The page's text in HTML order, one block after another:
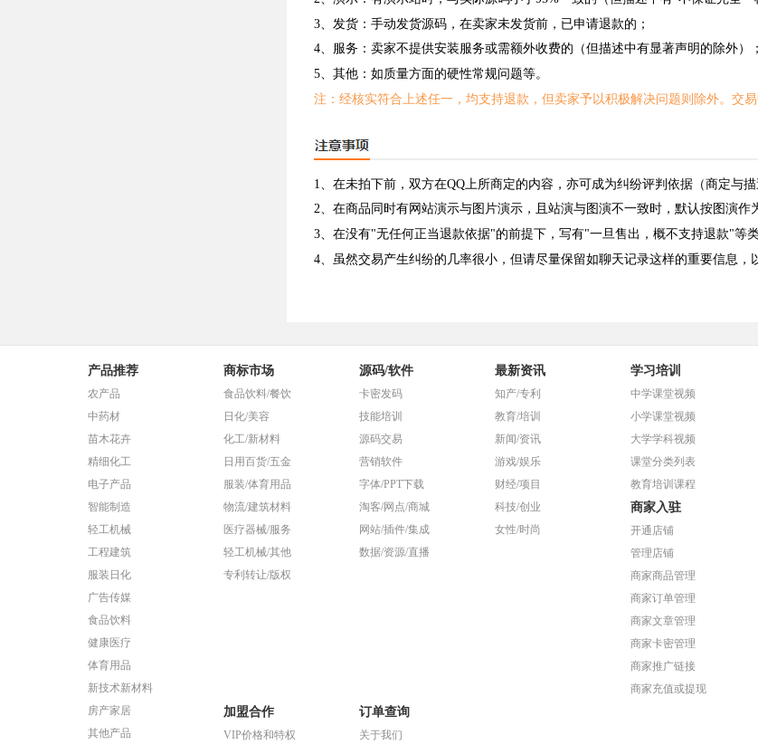
3、发货：手动发货源码，在卖家未发货前，已申请退款的；
4、服务：卖家不提供安装服务或需额外收费的（但描述中有显著声明的除外）；
5、其他：如质量方面的硬性常规问题等。
注：经核实符合上述任一，均支持退款，但卖家予以积极解决问题则除外。交
1、在未拍下前，双方在QQ上所商定的内容，亦可成为纠纷评判依据（商定与
2、在商品同时有网站演示与图片演示，且站演与图演不一致时，默认按图演作
3、在没有"无任何正当退款依据"的前提下，写有"一旦售出，概不支持退款"等
4、虽然交易产生纠纷的几率很小，但请尽量保留如聊天记录这样的重要信息，
产品推荐
农产品
中药材
苗木花卉
精细化工
电子产品
智能制造
轻工机械
工程建筑
服装日化
广告传媒
食品饮料
健康医疗
体育用品
新技术新材料
房产家居
其他产品
商标市场
食品饮料/餐饮
日化/美容
化工/新材料
日用百货/五金
服装/体育用品
物流/建筑材料
医疗器械/服务
轻工机械/其他
专利转让/版权
源码/软件
卡密发码
技能培训
源码交易
营销软件
字体/PPT下载
淘客/网点/商城
网站/插件/集成
数据/资源/直播
最新资讯
知产/专利
教育/培训
新闻/资讯
游戏/娱乐
财经/项目
科技/创业
女性/时尚
学习培训
中学课堂视频
小学课堂视频
大学学科视频
课堂分类列表
教育培训课程
商家入驻
开通店铺
管理店铺
商家商品管理
商家订单管理
商家文章管理
商家卡密管理
商家推广链接
商家充值或提现
加盟合作
VIP价格和特权
订单查询
关于我们